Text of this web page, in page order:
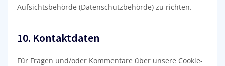
Aufsichtsbehörde (Datenschutzbehörde) zu richten.
10. Kontaktdaten
Für Fragen und/oder Kommentare über unsere Cookie-